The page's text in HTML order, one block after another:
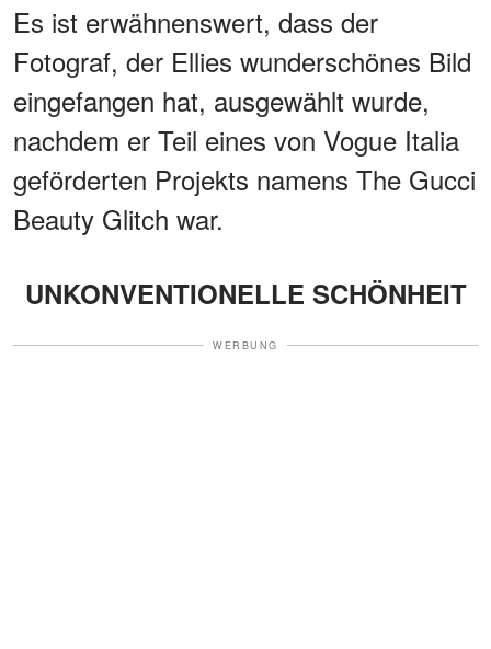
Es ist erwähnenswert, dass der
Fotograf, der Ellies wunderschönes Bild
eingefangen hat, ausgewählt wurde,
nachdem er Teil eines von Vogue Italia
geförderten Projekts namens The Gucci
Beauty Glitch war.
UNKONVENTIONELLE SCHÖNHEIT
WERBUNG